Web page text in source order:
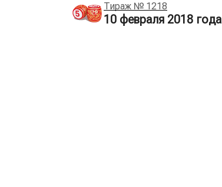
Тираж № 1218
10 февраля 2018 года